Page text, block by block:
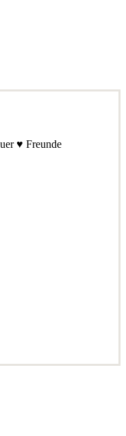
♥ Freunde